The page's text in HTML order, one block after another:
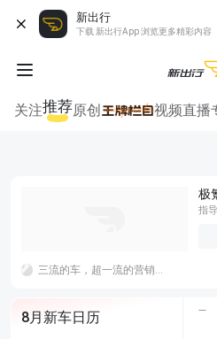
新出行
下载 新出行App 浏览更多精彩内容
关注推荐原创 视频直播
极
指
三流的车，超一流的营销和品牌，怎么持续？
8月新车日历 一